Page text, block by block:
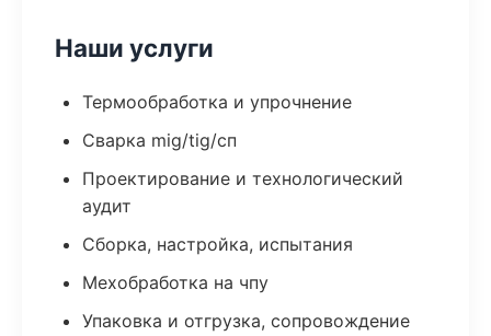
Наши услуги
Термообработка и упрочнение
Сварка mig/tig/сп
Проектирование и технологический
аудит
Сборка, настройка, испытания
Мехобработка на чпу
Упаковка и отгрузка, сопровождение